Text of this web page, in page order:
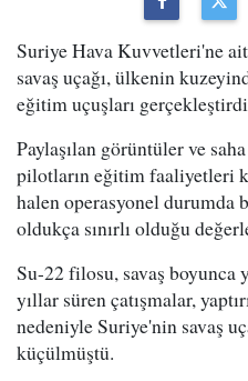
Suriye Hava Kuvvetleri'ne
savaş uçağı, ülkenin
eğitim uçuşları
Paylaşılan görüntüler ve
pilotların eğitim faaliyetleri
halen operasyonel durumda
oldukça sınırlı olduğu
Su-22 filosu, savaş boyunca
yıllar süren çatışmalar,
nedeniyle Suriye'nin savaş
küçülmüştü.